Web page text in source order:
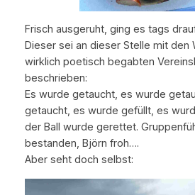
Frisch ausgeruht, ging es tags
Dieser sei an dieser Stelle mit den
wirklich poetisch begabten
beschrieben:
Es wurde getaucht, es wurde
getaucht, es wurde gefüllt, es
der Ball wurde gerettet.
bestanden, Björn froh….
Aber seht doch selbst: